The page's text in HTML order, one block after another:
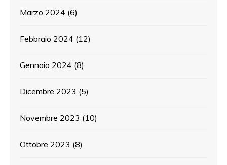
Marzo 2024 (6)
Febbraio 2024 (12)
Gennaio 2024 (8)
Dicembre 2023 (5)
Novembre 2023 (10)
Ottobre 2023 (8)